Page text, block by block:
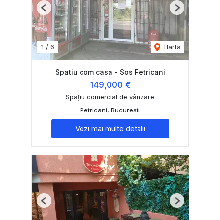
1 / 6 Harta
Previous Next
Spatiu com casa - Sos Petricani
149,000 €
Spațiu comercial de vânzare
Petricani, Bucuresti
Vezi mai multe detalii
Previous Next